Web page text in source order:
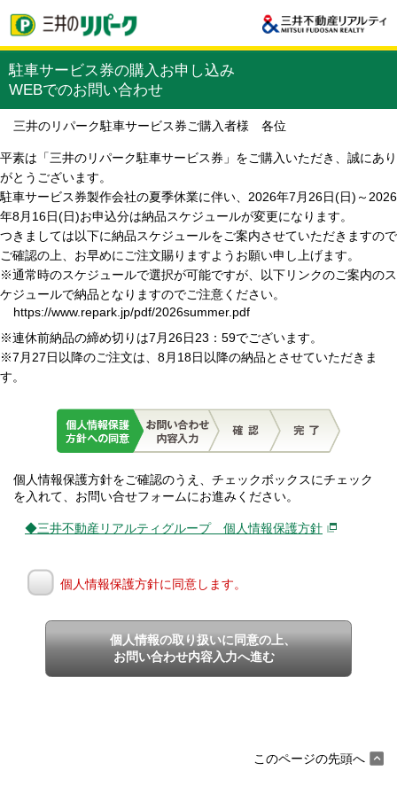
駐車サービス券の購入お申し込み
WEBでのお問い合わせ
三井のリパーク駐車サービス券ご購入者様 各位
平素は「三井のリパーク駐車サービス券」をご購入いただき、誠にあり
がとうございます。
駐車サービス券製作会社の夏季休業に伴い、2026年7月26日(日)～2026
年8月16日(日)お申込分は納品スケジュールが変更になります。
つきましては以下に納品スケジュールをご案内させていただきますので
ご確認の上、お早めにご注文賜りますようお願い申し上げます。
※通常時のスケジュールで選択が可能ですが、以下リンクのご案内のス
ケジュールで納品となりますのでご注意ください。
https://www.repark.jp/pdf/2026summer.pdf
※連休前納品の締め切りは7月26日23：59でございます。
※7月27日以降のご注文は、8月18日以降の納品とさせていただきま
す。
個人情報保護方針をご確認のうえ、チェックボックスにチェック
を入れて、お問い合せフォームにお進みください。
◆三井不動産リアルティグループ 個人情報保護方針
個人情報保護方針に同意します。
個人情報の取り扱いに同意の上、
お問い合わせ内容入力へ進む
このページの先頭へ